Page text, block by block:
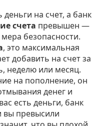
на счет, а банк
счета превышен —
безопасности.
, это максимальная
добавить на счет за
неделю или месяц.
на пополнение, он
денег и
есть деньги, банк
вы превысили